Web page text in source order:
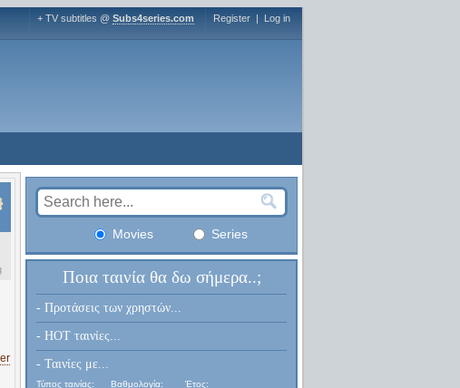
+ TV subtitles @ Subs4series.com Register | Log in
Movies Series
Ποια ταινία θα δω σήμερα..;
- Προτάσεις των χρηστών...
- HOT ταινίες...
- Ταινίες με...
Τύπος ταινίας: Βαθμολογία: Έτος: